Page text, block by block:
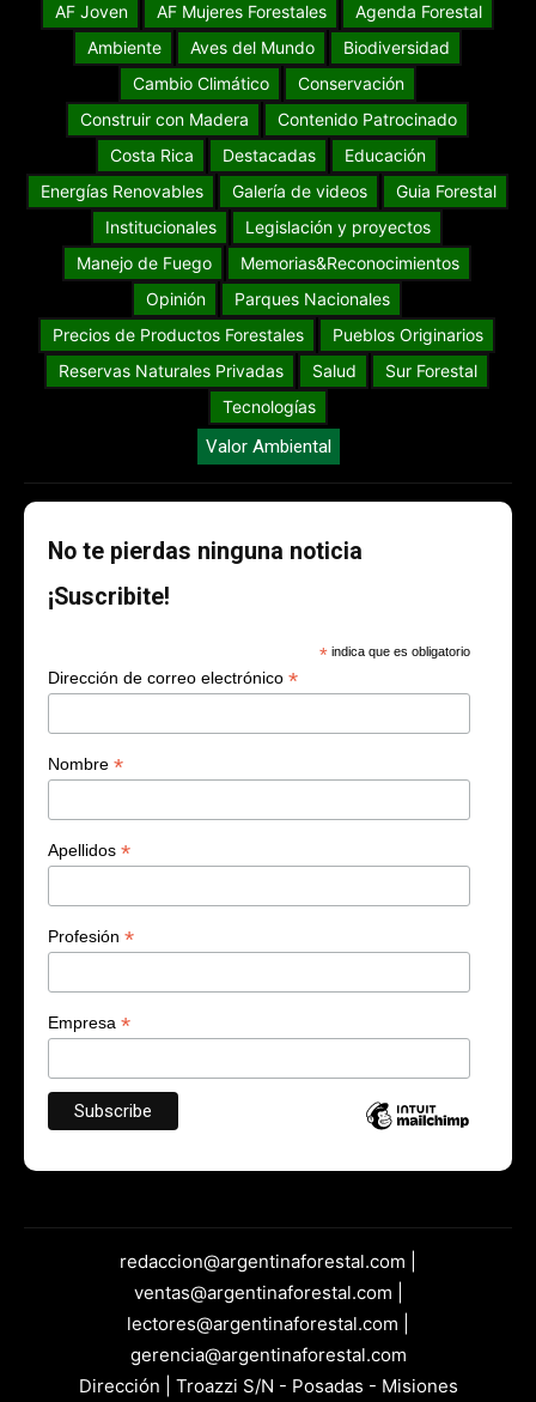
AF Joven AF Mujeres Forestales
Agenda Forestal
Ambiente
Aves del Mundo
Biodiversidad
Cambio Climático
Conservación
Construir con Madera
Contenido Patrocinado
Costa Rica
Destacadas
Educación
Energías Renovables
Galería de videos
Guia Forestal
Institucionales
Legislación y proyectos
Manejo de Fuego
Memorias&Reconocimientos
Opinión
Parques Nacionales
Precios de Productos Forestales
Pueblos Originarios
Reservas Naturales Privadas
Salud
Sur Forestal
Tecnologías
Valor Ambiental
No te pierdas ninguna noticia
¡Suscribite!
* indica que es obligatorio
Dirección de correo electrónico *
Nombre *
Apellidos *
Profesión *
Empresa *
redaccion@argentinaforestal.com |
ventas@argentinaforestal.com |
lectores@argentinaforestal.com |
gerencia@argentinaforestal.com
Dirección | Troazzi S/N - Posadas - Misiones